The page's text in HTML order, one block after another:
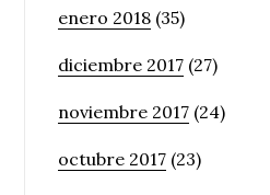
enero 2018 (35)
diciembre 2017 (27)
noviembre 2017 (24)
octubre 2017 (23)